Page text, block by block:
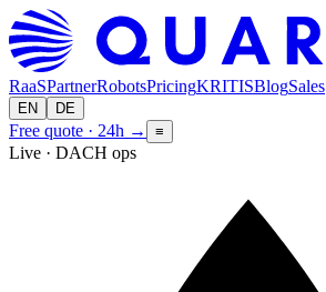
RaaSPartnerRobotsPricingKRITISBlogSales
EN DE
Free quote · 24h → ≡
Live · DACH ops